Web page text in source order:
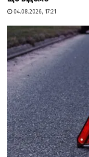
04.08.2026, 17:21